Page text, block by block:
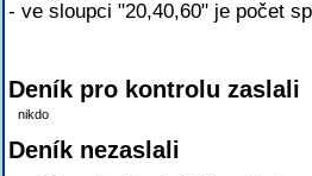
- ve sloupci "20,40,60" je počet
Deník pro kontrolu zaslali
nikdo
Deník nezaslali